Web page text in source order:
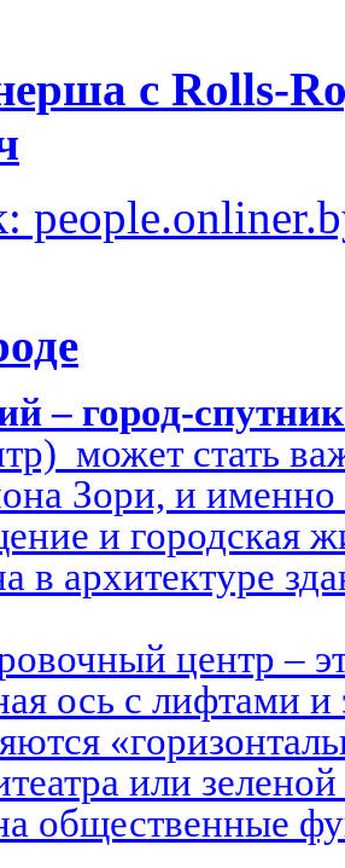
с Rolls-
– город-
может стать
Зори, и именно
и городская
в архитектуре
центр –
ось с лифтами и
или
общественные